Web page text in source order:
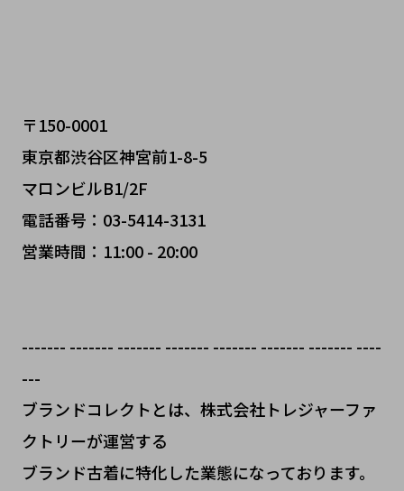
〒150-0001
東京都渋谷区神宮前1-8-5
マロンビルB1/2F
電話番号：03-5414-3131
営業時間：11:00 - 20:00
------- ------- ------- ------- ------- ------- ------- ----
---
ブランドコレクトとは、株式会社トレジャーファ
クトリーが運営する
ブランド古着に特化した業態になっております。